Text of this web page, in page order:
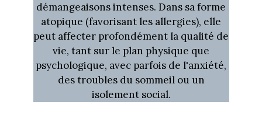
démangeaisons intenses. Dans sa forme
atopique (favorisant les allergies), elle
peut affecter profondément la qualité de
vie, tant sur le plan physique que
psychologique, avec parfois de l'anxiété,
des troubles du sommeil ou un
isolement social.